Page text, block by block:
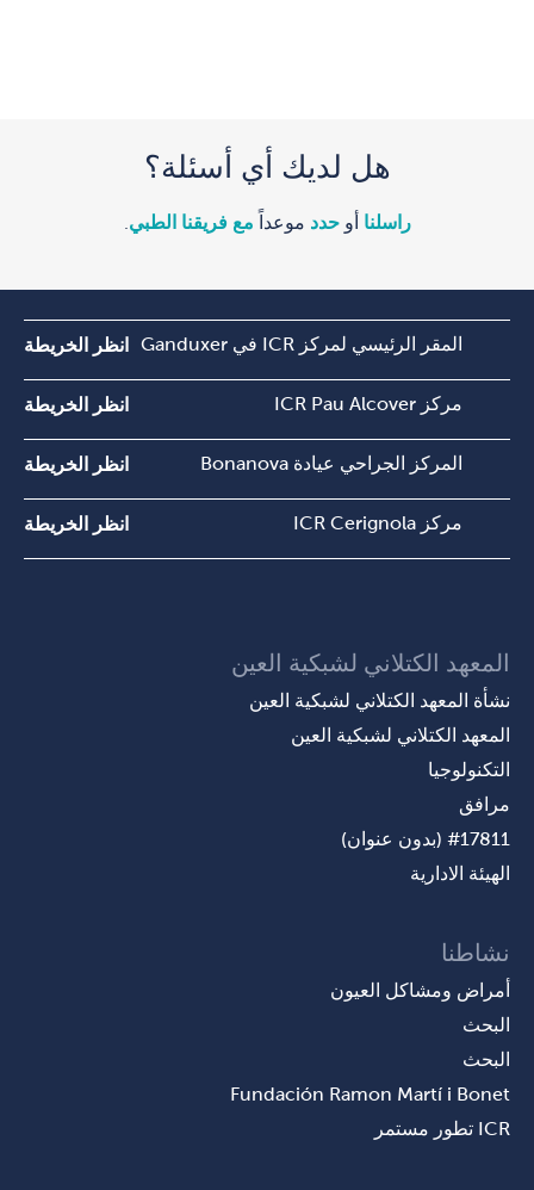
هل لديك أي أسئلة؟
راسلنا أوحدد موعداً مع فريقنا الطبي
المقر الرئيسي لمركز ICR في Ganduxer انظر الخريطة
مركز ICR Pau Alcover انظر الخريطة
المركز الجراحي عيادة Bonanova انظر الخريطة
مركز ICR Cerignola انظر الخريطة
المعهد الكتلاني لشبكية العين
نشأة المعهد الكتلاني لشبكية العين
المعهد الكتلاني لشبكية العين
التكنولوجيا
مرافق
#17811 (بدون عنوان)
الهيئة الادارية
نشاطنا
أمراض ومشاكل العيون
البحث
البحث
Fundación Ramon Martí i Bonet
ICR تطور مستمر